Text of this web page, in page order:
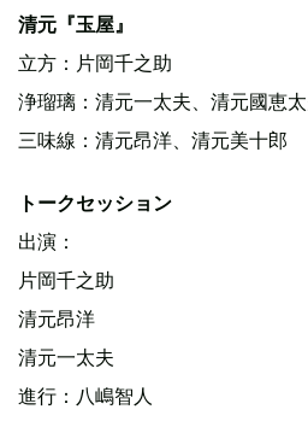
清元『玉屋』
立方：片岡千之助
浄瑠璃：清元一太夫、清元國恵
三味線：清元昂洋、清元美十郎
トークセッション
出演：
片岡千之助
清元昂洋
清元一太夫
進行：八嶋智人